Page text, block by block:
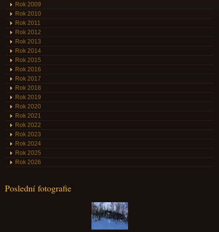
Rok 2009
Rok 2010
Rok 2011
Rok 2012
Rok 2013
Rok 2014
Rok 2015
Rok 2016
Rok 2017
Rok 2018
Rok 2019
Rok 2020
Rok 2021
Rok 2022
Rok 2023
Rok 2024
Rok 2025
Rok 2026
Poslední fotografie